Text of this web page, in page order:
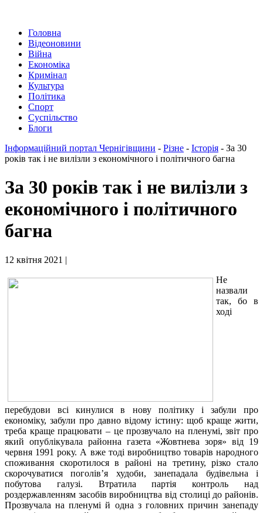
Головна
Відеоновини
Війна
Економіка
Кримінал
Культура
Політика
Спорт
Суспільство
Блоги
Інформаційний портал Чернігівщини - Різне - Історія - За 30
років так і не вилізли з економічного і політичного багна
За 30 років так і не вилізли з
економічного і політичного
багна
12 квітня 2021 |
Не
назвали
так, бо в
ході
перебудови всі кинулися в нову політику і забули про
економіку, забули про давно відому істину: щоб краще жити,
треба краще працювати – це прозвучало на пленумі, звіт про
який опублікувала районна газета «Жовтнева зоря» від 19
червня 1991 року. А вже тоді виробництво товарів народного
споживання скоротилося в районі на третину, різко стало
скорочуватися поголів’я худоби, занепадала будівельна і
побутова галузі. Втратила партія контроль над
роздержавленням засобів виробництва від столиці до районів.
Прозвучала на пленумі й одна з головних причин занепаду